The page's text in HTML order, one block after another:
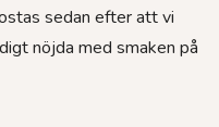
sedan efter att vi
nöjda med smaken på